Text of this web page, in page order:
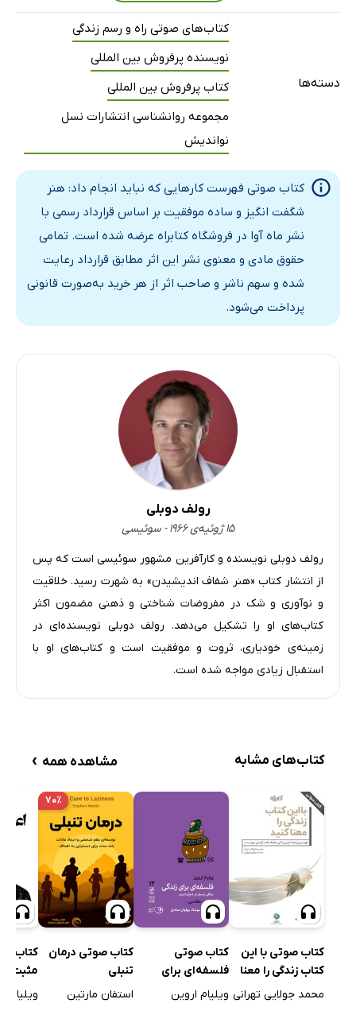
دسته‌ها
کتاب‌های صوتی راه و رسم زندگی
نویسنده پرفروش بین المللی
کتاب پرفروش بین المللی
مجموعه روانشناسی انتشارات نسل
نواندیش
کتاب صوتی فهرست کارهایی که نباید انجام داد: هنر
شگفت انگیز و ساده موفقیت بر اساس قرارداد رسمی با
نشر ماه آوا در فروشگاه کتابراه عرضه شده است. تمامی
حقوق مادی و معنوی نشر این اثر مطابق قرارداد رعایت
شده و سهم ناشر و صاحب اثر از هر خرید به‌صورت قانونی
پرداخت می‌شود.
رولف دوبلی
۱۵ ژوئیه‌ی ۱۹۶۶ - سوئیسی
رولف دوبلی نویسنده و کارآفرین مشهور سوئیسی است که پس
از انتشار کتاب «هنر شفاف اندیشیدن» به شهرت رسید. خلاقیت
و نوآوری و شک در مفروضات شناختی و ذهنی مضمون اکثر
کتاب‌های او را تشکیل می‌دهد. رولف دوبلی نویسنده‌ای در
زمینه‌ی خودیاری، ثروت و موفقیت است و کتاب‌های او با
استقبال زیادی مواجه شده است.
کتاب‌های مشابه مشاهده همه ›
کتاب صوتی با این
کتاب زندگی را معنا
کنید
محمد جولایی تهرانی
کتاب صوتی
فلسفه‌ای برای
زندگی
ویلیام اروین
۷۰٪
کتاب صوتی درمان
تنبلی
استفان مارتین
کتاب
مثبت
ویلیام